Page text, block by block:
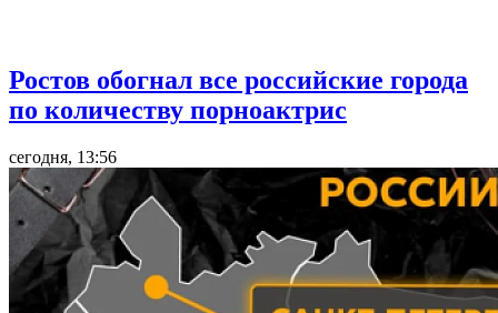
Ростов обогнал все российские города
по количеству порноактрис
сегодня, 13:56